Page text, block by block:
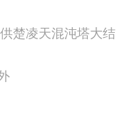
楚凌天混沌塔大结
外